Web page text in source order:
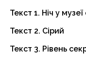
Текст 1. Ніч у музеї
Текст 2. Сірий
Текст 3. Рівень